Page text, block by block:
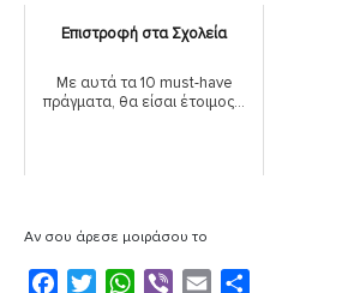
Επιστροφή στα Σχολεία
Με αυτά τα 10 must-have
πράγματα, θα είσαι έτοιμος...
Αν σου άρεσε μοιράσου το
W